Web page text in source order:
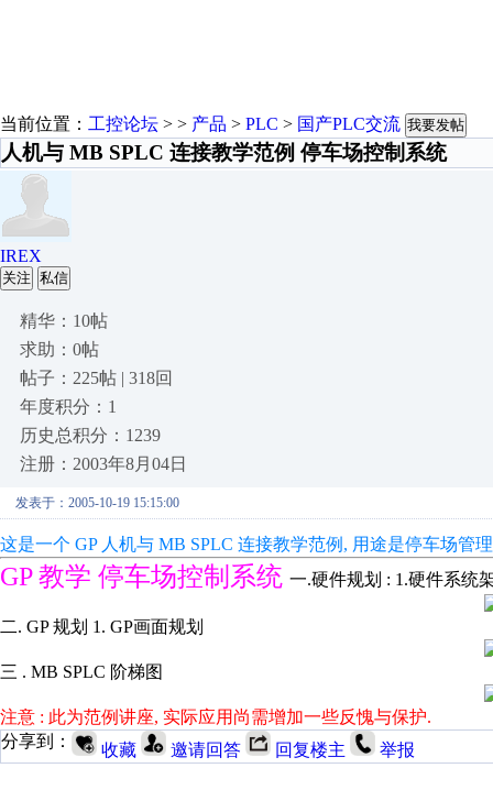
当前位置： 工控论坛 > > 产品 > PLC > 国产PLC交流 我要发帖
人机与 MB SPLC 连接教学范例 停车场控制系统
IREX
关注 私信
精华：10帖
求助：0帖
帖子：225帖 | 318回
年度积分：1
历史总积分：1239
注册：2003年8月04日
发表于：2005-10-19 15:15:00
这是一个 GP 人机与 MB SPLC 连接教学范例, 用途是停车场管
GP 教学 停车场控制系统 一.硬件规划 : 1.硬件系统
二. GP 规划 1. GP画面规划
三 . MB SPLC 阶梯图
注意 : 此为范例讲座, 实际应用尚需增加一些反愧与保护.
分享到：
收藏 邀请回答 回复楼主 举报